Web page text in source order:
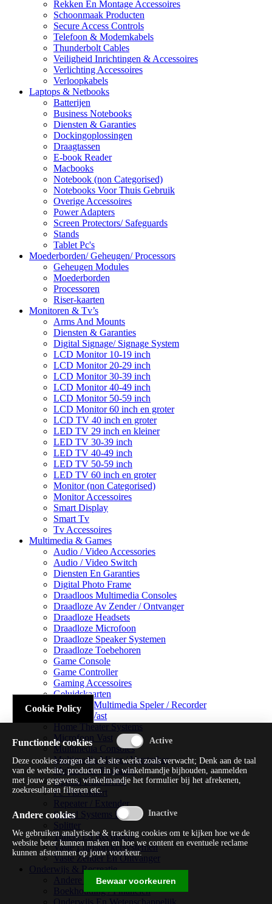
Rekken En Montage Accessoires
Schoonmaak Producten
Secure Access Controls
Telefoon & Modemkabels
Thunderbolt Cables
Veiligheid Inrichtingen & Accessoires
Verlichting Accessoires
Verloopkabels
Laptops & Netbooks
Batterijen
Business Notebooks
Diensten & Garanties
Dockingoplossingen
Draagtassen
E-book Reader
Macbooks
Notebook (non Categorised)
Notebooks Voor Thuis Gebruik
Overige Accessoires
Power Adapters
Screen Protectors/ Safeguards
Stands
Tablet Pc's
Moederborden/ Geheugen/ Processors
Geheugen Modules
Moederborden
Processoren
Riser-kaarten
Monitoren & Tv’s
Arms And Mounts
Diensten & Garanties
Digital Signage/ Signage System
LCD Monitor 10-19 inch
LCD Monitor 20-29 inch
LCD Monitor 30-39 inch
LCD Monitor 40-49 inch
LCD Monitor 50-59 inch
LCD Monitor 60 inch en groter
LCD TV 40 inch en groter
LED TV 29 inch en kleiner
LED TV 30-39 inch
LED TV 40-49 inch
LED TV 50-59 inch
LED TV 60 inch en groter
Monitor (non Categorised)
Monitor Accessoires
Smart Display
Smart Tv
Tv Accessoires
Multimedia & Games
Audio / Video Accessories
Audio / Video Switch
Diensten En Garanties
Digital Photo Frame
Draadloos Multimedia Consoles
Draadloze Av Zender / Ontvanger
Draadloze Headsets
Draadloze Microfoon
Draadloze Speaker Systemen
Draadloze Toebehoren
Game Console
Game Controller
Gaming Accessoires
Geluidskaarten
Handheld Multimedia Speler / Recorder
Headsets Vast
Home Theater Systems
Microfoon Vast
Multimedia Consoles
Multimedia Mixer / Versterker
Multimedia Productie
Optical Disk Drive
Pc Videokaart
Repeater / Extender
Sound Systems Hi-fi
Splitter
Tuners En Recorders
Vaste Luidsprekersystemen
Vaste Zender En Ontvanger
Onderwijs & Recreatie
Andere Beveiligingssoftware
Boekhouding / Financiën
Cookie Policy
Functionele cookies
Deze cookies zorgen dat de site werkt zoals verwacht; Denk aan de taal
van de website, producten in je winkelmandje bijhouden, aanmelden
met jouw gegevens, winkelmandje het formulier bij het afrekenen,
zoekresultaten filteren etc.
Andere cookies
We gebruiken analytische & tracking cookies om te kijken hoe we de
website beter kunnen maken en hoe we content en eventuele reclame
kunnen afstemmen op jouw voorkeur.
Bewaar voorkeuren